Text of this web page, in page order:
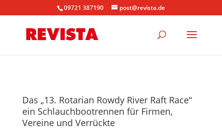
09721 387190 post@revista.de
Das „13. Rotarian Rowdy River Raft Race“
ein Schlauchbootrennen für Firmen,
Vereine und Verrückte